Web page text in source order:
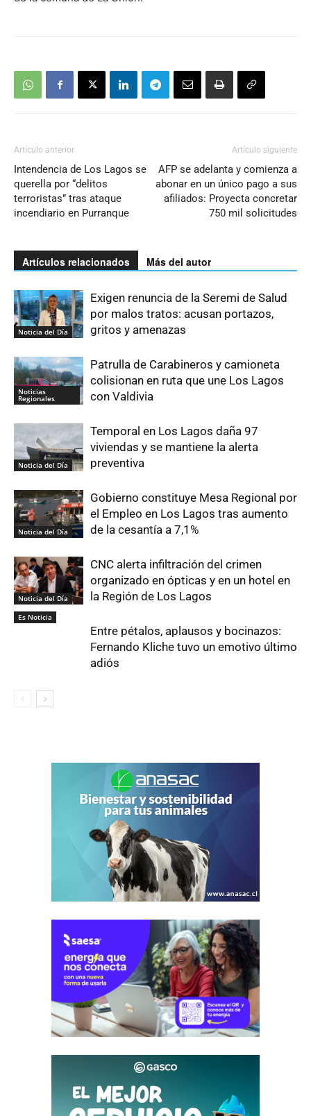
Artículo anterior
Intendencia de Los Lagos se
querella por “delitos
terroristas” tras ataque
incendiario en Purranque
Artículo siguiente
AFP se adelanta y comienza a
abonar en un único pago a sus
afiliados: Proyecta concretar
750 mil solicitudes
Artículos relacionados Más del autor
Noticia del Día
Exigen renuncia de la Seremi de Salud
por malos tratos: acusan portazos,
gritos y amenazas
Noticias
Regionales
Patrulla de Carabineros y camioneta
colisionan en ruta que une Los Lagos
con Valdivia
Noticia del Día
Temporal en Los Lagos daña 97
viviendas y se mantiene la alerta
preventiva
Noticia del Día
Gobierno constituye Mesa Regional por
el Empleo en Los Lagos tras aumento
de la cesantía a 7,1%
Noticia del Día
CNC alerta infiltración del crimen
organizado en ópticas y en un hotel en
la Región de Los Lagos
Es Noticia
Entre pétalos, aplausos y bocinazos:
Fernando Kliche tuvo un emotivo último
adiós